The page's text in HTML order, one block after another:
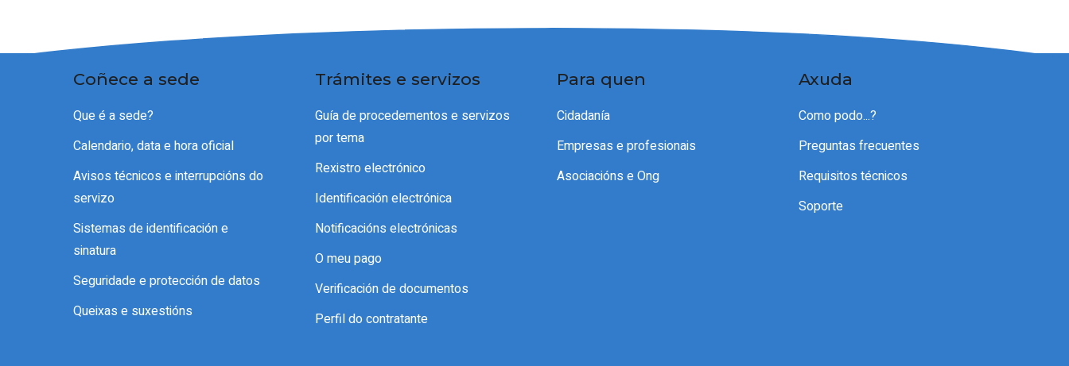
Coñece a sede
Que é a sede?
Calendario, data e hora oficial
Avisos técnicos e interrupcións do
servizo
Sistemas de identificación e
sinatura
Seguridade e protección de datos
Queixas e suxestións
Trámites e servizos
Guía de procedementos e servizos
por tema
Rexistro electrónico
Identificación electrónica
Notificacións electrónicas
O meu pago
Verificación de documentos
Perfil do contratante
Para quen
Cidadanía
Empresas e profesionais
Asociacións e Ong
Axuda
Como podo...?
Preguntas frecuentes
Requisitos técnicos
Soporte